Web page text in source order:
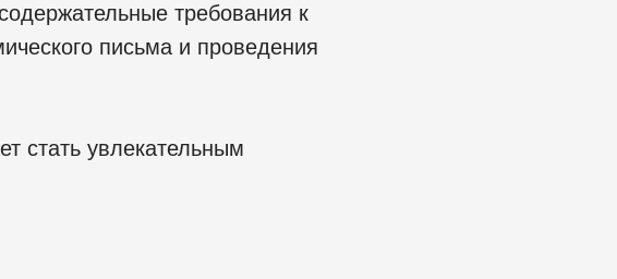
требования к
письма и проведения
стать увлекательным